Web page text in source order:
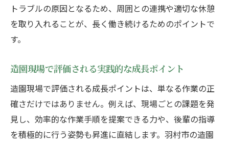
トラブルの原因となるため、周囲との連携や適切な休憩
を取り入れることが、長く働き続けるためのポイントで
す。
造園現場で評価される実践的な成長ポイント
造園現場で評価される成長ポイントは、単なる作業の正
確さだけではありません。例えば、現場ごとの課題を発
見し、効率的な作業手順を提案できる力や、後輩の指導
を積極的に行う姿勢も昇進に直結します。羽村市の造園